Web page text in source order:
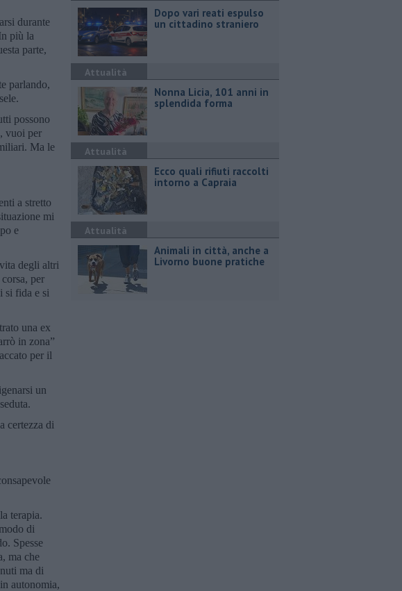
durante
più la
parte,
parlando,
possono
vuoi per
Ma le
a stretto
mi
e
degli altri
per
si fida e si
una ex
in zona”
per il
un
certezza di
terapia.
di
Spesse
ma che
ma di
autonomia,
Dopo vari reati espulso
un cittadino straniero
Attualità
Nonna Licia, 101 anni in
splendida forma
Attualità
Ecco quali rifiuti raccolti
intorno a Capraia
Attualità
Animali in città, anche a
Livorno buone pratiche